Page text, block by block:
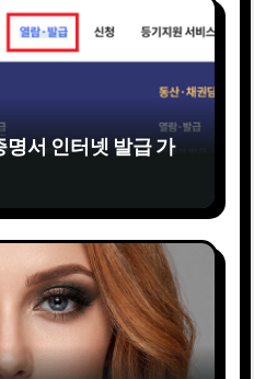
서 인터넷 발급 가